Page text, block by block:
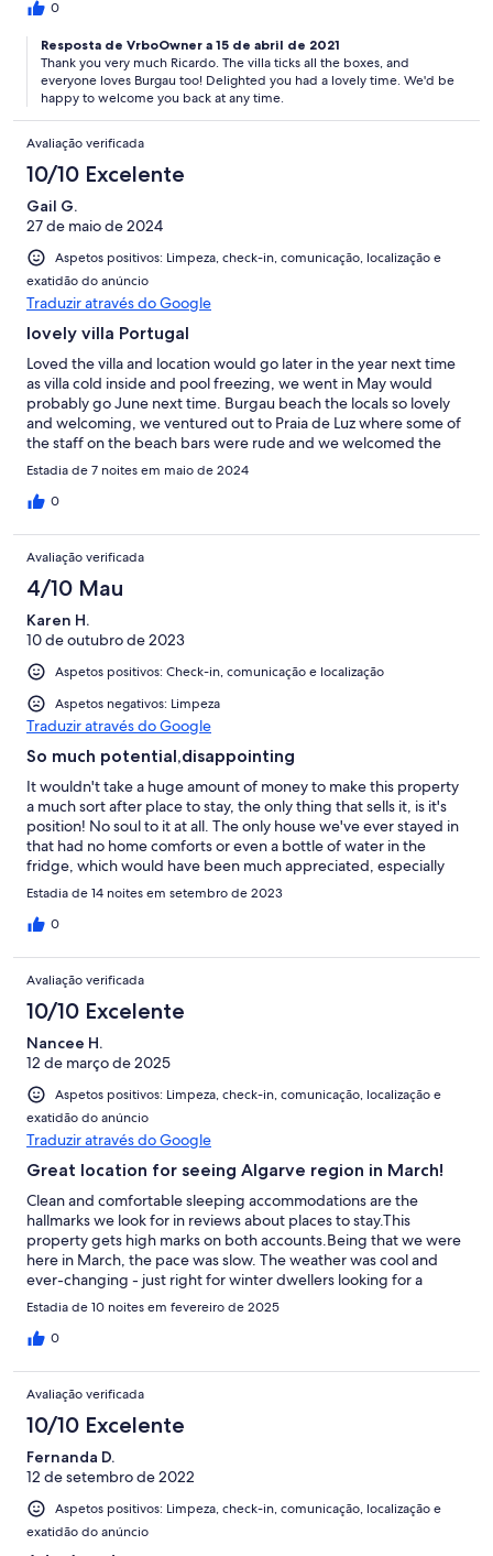
communication and availability of managers.
0
Resposta de VrboOwner a 15 de abril de 2021
Thank you very much Ricardo. The villa ticks all the boxes, and
everyone loves Burgau too! Delighted you had a lovely time. We'd be
happy to welcome you back at any time.
Avaliação verificada
10/10 Excelente
Gail G.
27 de maio de 2024
Aspetos positivos: Limpeza, check-in, comunicação, localização e
exatidão do anúncio
Traduzir através do Google
lovely villa Portugal
Loved the villa and location would go later in the year next time
as villa cold inside and pool freezing, we went in May would
probably go June next time. Burgau beach the locals so lovely
and welcoming, we ventured out to Praia de Luz where some of
the staff on the beach bars were rude and we welcomed the
return to Burgau, was small village but we kept finding hidden
switched off and we did not need to use, but some sort of
Estadia de 7 noites em maio de 2024
0
Avaliação verificada
4/10 Mau
Karen H.
10 de outubro de 2023
Aspetos positivos: Check-in, comunicação e localização
Aspetos negativos: Limpeza
Traduzir através do Google
So much potential,disappointing
It wouldn't take a huge amount of money to make this property
a much sort after place to stay, the only thing that sells it, is it's
position! No soul to it at all. The only house we've ever stayed in
that had no home comforts or even a bottle of water in the
fridge, which would have been much appreciated, especially
after a delayed flight and no shops open. Twin bedroom smelt
Estadia de 14 noites em setembro de 2023
0
Avaliação verificada
10/10 Excelente
Nancee H.
12 de março de 2025
Aspetos positivos: Limpeza, check-in, comunicação, localização e
exatidão do anúncio
Traduzir através do Google
Great location for seeing Algarve region in March!
Clean and comfortable sleeping accommodations are the
hallmarks we look for in reviews about places to stay.This
property gets high marks on both accounts.Being that we were
here in March, the pace was slow. The weather was cool and
ever-changing - just right for winter dwellers looking for a
reprieve from snow and cold at home.The Algarve region has
be reached easily by car.With breathtaking hikes right outside
Burgau is a small town we would stay in again.Needless to say,
the people were wonderful. After all, it's Portugal! Maybe due
to the off season, parking was always available close by, if not
right in front of the property. Security never seemed an
issue.The host provided a binder with much information
regarding the property itself, Burgau, and the bigger city
nearby, Lagos. There is a nice pool, too cool to use in March, but
very clean, nonetheless.Overall, this was an excellent place to
Estadia de 10 noites em fevereiro de 2025
0
Avaliação verificada
10/10 Excelente
Fernanda D.
12 de setembro de 2022
Aspetos positivos: Limpeza, check-in, comunicação, localização e
exatidão do anúncio